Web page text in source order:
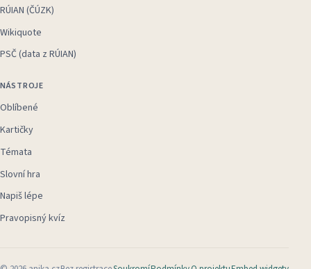
RÚIAN (ČÚZK)
Wikiquote
PSČ (data z RÚIAN)
NÁSTROJE
Oblíbené
Kartičky
Témata
Slovní hra
Napiš lépe
Pravopisný kvíz